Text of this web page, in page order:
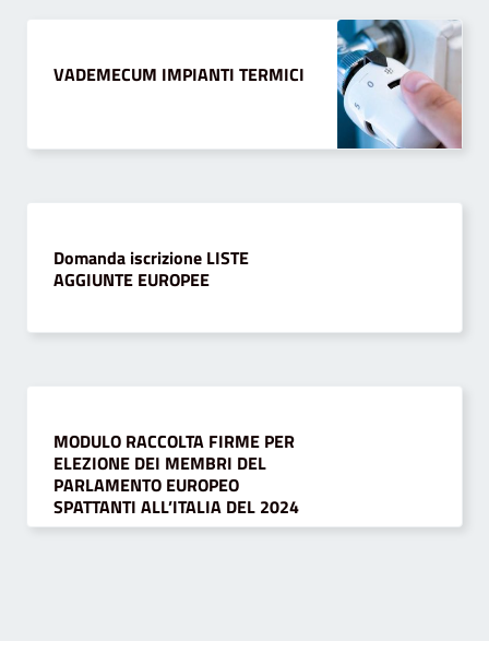
VADEMECUM IMPIANTI TERMICI
Domanda iscrizione LISTE
AGGIUNTE EUROPEE
MODULO RACCOLTA FIRME PER
ELEZIONE DEI MEMBRI DEL
PARLAMENTO EUROPEO
SPATTANTI ALL’ITALIA DEL 2024